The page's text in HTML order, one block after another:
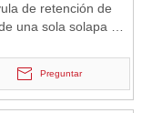
de retención de
una sola solapa de
CF8M
Preguntar